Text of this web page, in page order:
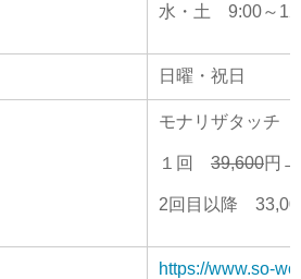
水・土 9:00～
日曜・祝日
モナリザタッチ
１回 39,600円
2回目以降
https://www.so-